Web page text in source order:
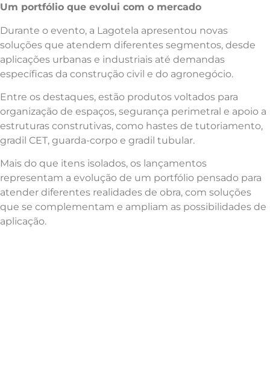
Um portfólio que evolui com o mercado
Durante o evento, a Lagotela apresentou novas
soluções que atendem diferentes segmentos, desde
aplicações urbanas e industriais até demandas
específicas da construção civil e do agronegócio.
Entre os destaques, estão produtos voltados para
organização de espaços, segurança perimetral e apoio a
estruturas construtivas, como hastes de tutoriamento,
gradil CET, guarda-corpo e gradil tubular.
Mais do que itens isolados, os lançamentos
representam a evolução de um portfólio pensado para
atender diferentes realidades de obra, com soluções
que se complementam e ampliam as possibilidades de
aplicação.